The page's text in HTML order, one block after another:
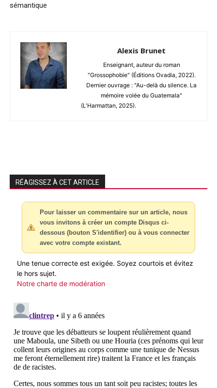
sémantique
Alexis Brunet
Enseignant, auteur du roman
"Grossophobie" (Éditions Ovadia, 2022).
Dernier ouvrage : "Au-delà du silence. La
mémoire volée du Guatemala"
(L'Harmattan, 2025).
RÉAGISSEZ À CET ARTICLE
Pour laisser un commentaire sur un article, nous
vous invitons à créer un compte Disqus ci-
dessous (bouton S'identifier) ou à vous connecter
avec votre compte existant.
Une tenue correcte est exigée. Soyez courtois et évitez
le hors sujet.
Notre charte de modération